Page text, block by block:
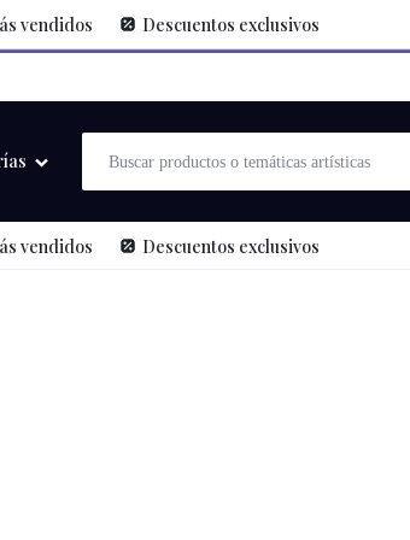
de las Culturas, las Artes y los Saberes de Colombia
vendidos Descuentos exclusivos
vendidos Descuentos exclusivos